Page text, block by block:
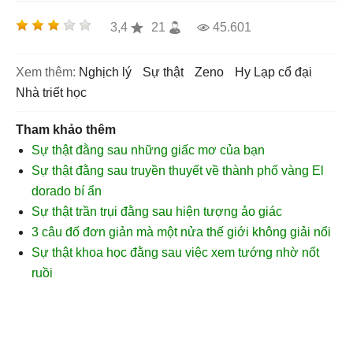
3,4 21 45.601
Xem thêm: nghịch lý sự thật zeno
Hy Lạp cổ đại
nhà triết học
Tham khảo thêm
Sự thật đằng sau những giấc mơ của bạn
Sự thật đằng sau truyền thuyết về thành phố vàng El
dorado bí ẩn
Sự thật trần trụi đằng sau hiện tượng ảo giác
3 câu đố đơn giản mà một nửa thế giới không giải nổi
Sự thật khoa học đằng sau việc xem tướng nhờ nốt
ruồi